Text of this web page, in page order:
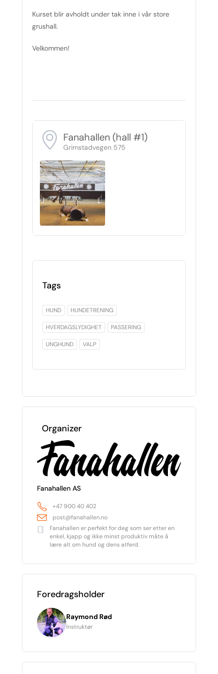
Kurset blir avholdt under tak inne i vår store
grushall.
Velkommen!
Fanahallen (hall #1)
Grimstadvegen 575
Tags
HUND HUNDETRENING
HVERDAGSLYDIGHET PASSERING
UNGHUND VALP
Organizer
Fanahallen AS
+47 900 40 402
post@fanahallen.no
Fanahallen er perfekt for deg som ser etter en
enkel, kjapp og ikke minst produktiv måte å
lære alt om hund og dens atferd.
Foredragsholder
Raymond Rød
Instruktør